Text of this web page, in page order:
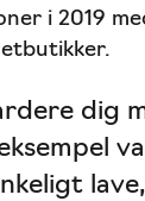
i 2019
dig